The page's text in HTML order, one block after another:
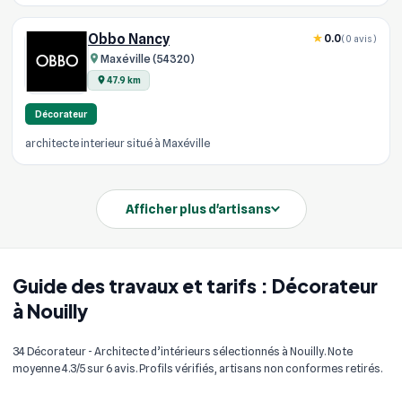
Guide des travaux et tarifs : Décorateur
à Nouilly
34 Décorateur - Architecte d’intérieurs sélectionnés à Nouilly. Note
moyenne 4.3/5 sur 6 avis. Profils vérifiés, artisans non conformes retirés.
Obbo Nancy
Maxéville (54320)
47.9 km
0.0(0 avis)
Décorateur
architecte interieur situé à Maxéville
Afficher plus d'artisans